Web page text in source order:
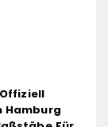
Hamburg